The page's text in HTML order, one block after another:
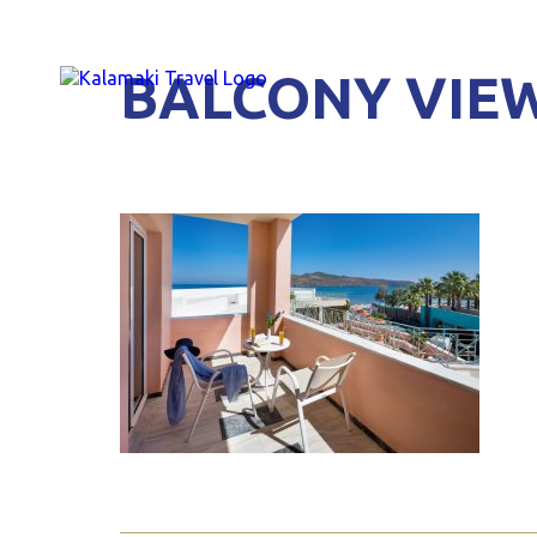
BALCONY